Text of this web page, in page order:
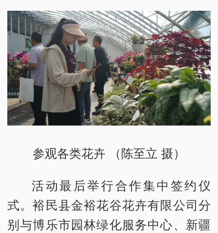
参观各类花卉 （陈至立 摄）
活动最后举行合作集中签约仪
式。裕民县金裕花谷花卉有限公司分
别与博乐市园林绿化服务中心、新疆